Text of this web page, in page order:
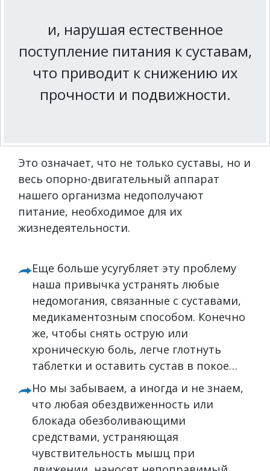
и, нарушая естественное
поступление питания к суставам,
что приводит к снижению их
прочности и подвижности.
Это означает, что не только суставы, но и
весь опорно-двигательный аппарат
нашего организма недополучают
питание, необходимое для их
жизнедеятельности.
Еще больше усугубляет эту проблему
наша привычка устранять любые
недомогания, связанные с суставами,
медикаментозным способом. Конечно
же, чтобы снять острую или
хроническую боль, легче глотнуть
таблетки и оставить сустав в покое…
Но мы забываем, а иногда и не знаем,
что любая обездвиженность или
блокада обезболивающими
средствами, устраняющая
чувствительность мышц при